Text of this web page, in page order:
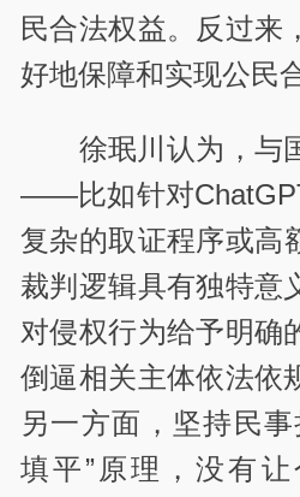
民合法权益。反过来
好地保障和实现公民
徐珉川认为，与
——比如针对
复杂的取证程序或
裁判逻辑具有独特意
对侵权行为给予明确
倒逼相关主体依法依
另一方面，坚持民
填平”原理，没有